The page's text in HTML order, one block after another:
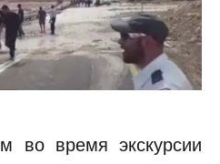
во время экскурсии